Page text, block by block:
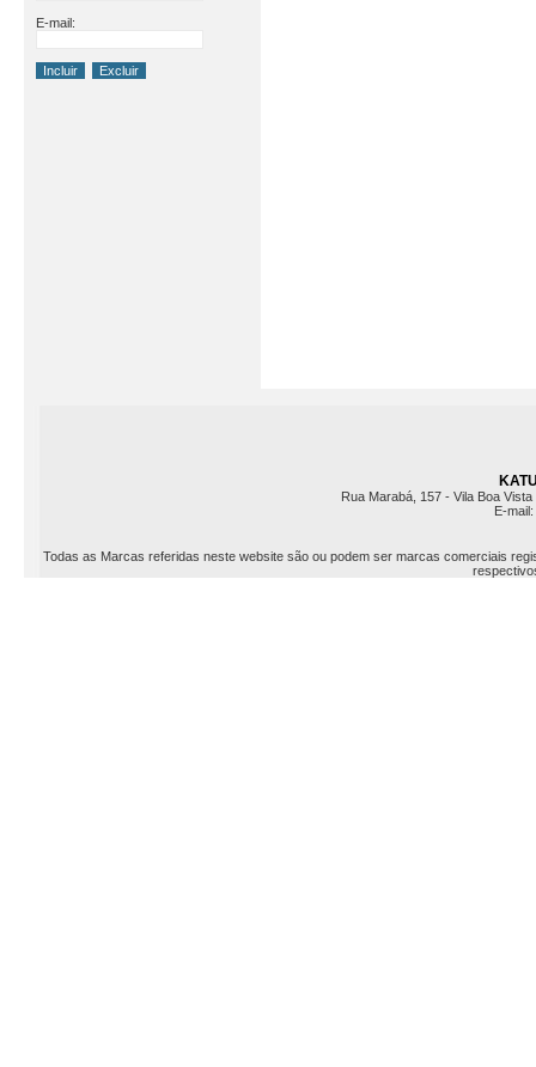
E-mail:
Rua Marabá, 157 - Vila Boa
E-mail:
Todas as Marcas referidas neste website são ou podem ser marcas comerciais